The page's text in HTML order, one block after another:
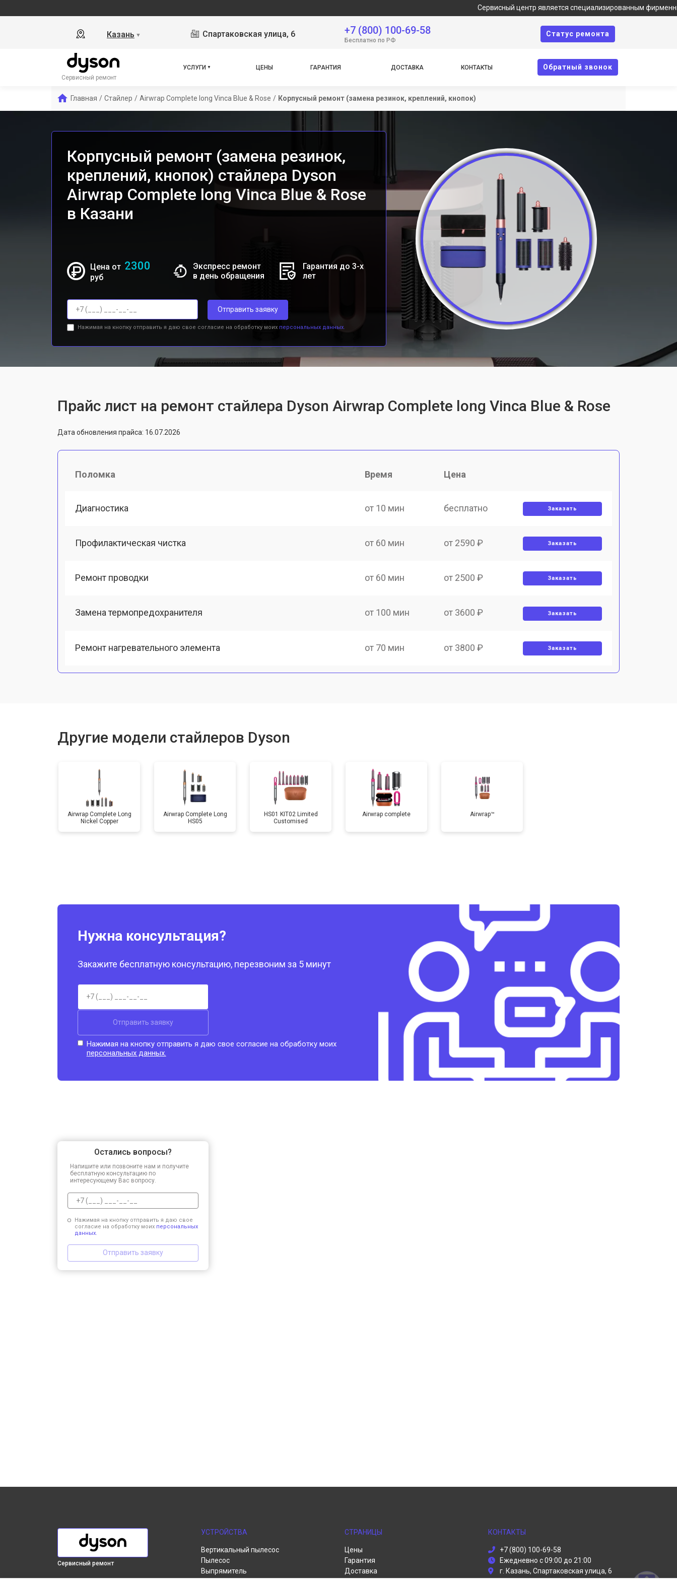
Сервисный центр является специализированным фирменным
Казань ▼ Спартаковская улица, 6 +7 (800) 100-69-58
Бесплатно по РФ
Cтатус ремонта
Сервисный ремонт
УСЛУГИ ЦЕНЫ ГАРАНТИЯ ДОСТАВКА КОНТАКТЫ Oбратный звонок
Главная / Стайлер / Airwrap Complete long Vinca Blue & Rose / Корпусный ремонт (замена резинок, креплений, кнопок)
Корпусный ремонт (замена резинок,
креплений, кнопок) стайлера Dyson
Airwrap Complete long Vinca Blue & Rose
в Казани
Цена от 2300
руб
Экспресс ремонт
в день обращения
Гарантия до 3-х
лет
Отправить заявку
Нажимая на кнопку отправить я даю свое согласие на обработку моих персональных данных.
Прайс лист на ремонт стайлера Dyson Airwrap Complete long Vinca Blue & Rose
Дата обновления прайса: 16.07.2026
Поломка Время Цена
Диагностика от 10 мин бесплатно Заказать
Профилактическая чистка от 60 мин от 2590 ₽ Заказать
Ремонт проводки от 60 мин от 2500 ₽ Заказать
Замена термопредохранителя от 100 мин от 3600 ₽ Заказать
Ремонт нагревательного элемента от 70 мин от 3800 ₽ Заказать
Другие модели стайлеров Dyson
Airwrap Complete Long
Nickel Copper
Airwrap Complete Long
HS05
HS01 KIT02 Limited
Customised
Airwrap complete Airwrap™
Нужна консультация?
Закажите бесплатную консультацию, перезвоним за 5 минут
Отправить заявку
Нажимая на кнопку отправить я даю свое согласие на обработку моих
персональных данных.
Остались вопросы?
Напишите или позвоните нам и получите
бесплатную консультацию по
интересующему Вас вопросу.
Нажимая на кнопку отправить я даю свое
согласие на обработку моих персональных
данных.
Отправить заявку
Сервисный ремонт
УСТРОЙСТВА
Вертикальный пылесос
Пылесос
Выпрямитель
СТРАНИЦЫ
Цены
Гарантия
Доставка
КОНТАКТЫ
+7 (800) 100-69-58
Ежедневно с 09:00 до 21:00
г. Казань, Спартаковская улица, 6